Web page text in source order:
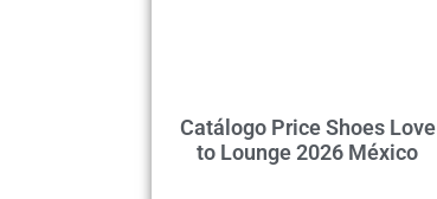
Catálogo Price Shoes Love
to Lounge 2026 México